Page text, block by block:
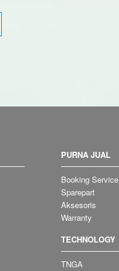
PURNA JUAL
Booking Service
Sparepart
Aksesoris
Warranty
TECHNOLOGY
TNGA